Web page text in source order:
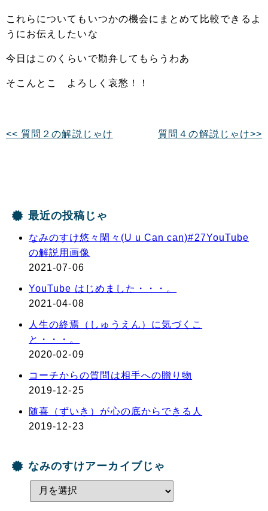
これらについてもいつかの機会にまとめて比較できるよ
うにお伝えしたいな
今日はこのくらいで勘弁してもらうわあ
そこんとこ よろしく哀愁！！
質問２の解説じゃけ 質問４の解説じゃけ
最近の投稿じゃ
なみのすけ悠々閑々(U u Can can)#27YouTube
の解説用画像
2021-07-06
YouTube はじめました・・・。
2021-04-08
人生の終焉（しゅうえん）に気づくこ
と・・・。
2020-02-09
コーチからの質問は相手への贈り物
2019-12-25
随喜（ずいき）が心の底からできる人
2019-12-23
なみのすけアーカイブじゃ